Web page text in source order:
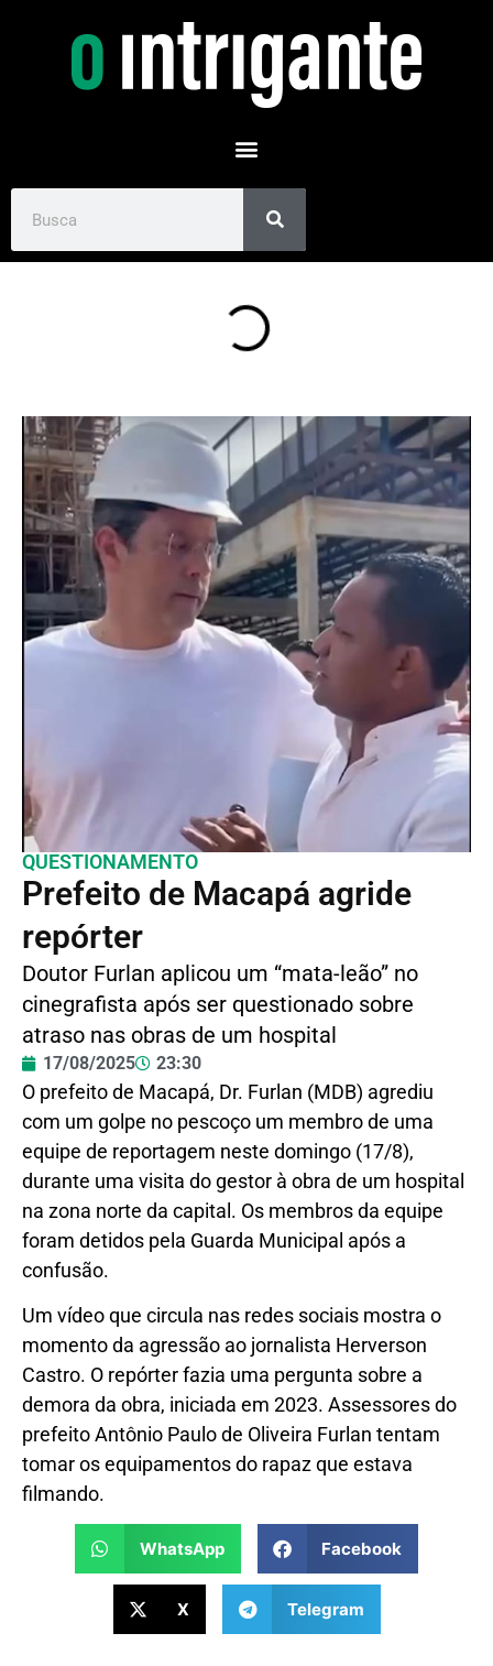
QUESTIONAMENTO
Prefeito de Macapá agride
repórter
Doutor Furlan aplicou um “mata-leão” no
cinegrafista após ser questionado sobre
atraso nas obras de um hospital
17/08/2025 23:30
O prefeito de Macapá, Dr. Furlan (MDB) agrediu
com um golpe no pescoço um membro de uma
equipe de reportagem neste domingo (17/8),
durante uma visita do gestor à obra de um hospital
na zona norte da capital. Os membros da equipe
foram detidos pela Guarda Municipal após a
confusão.
Um vídeo que circula nas redes sociais mostra o
momento da agressão ao jornalista Herverson
Castro. O repórter fazia uma pergunta sobre a
demora da obra, iniciada em 2023. Assessores do
prefeito Antônio Paulo de Oliveira Furlan tentam
tomar os equipamentos do rapaz que estava
filmando.
WhatsApp Facebook
X Telegram